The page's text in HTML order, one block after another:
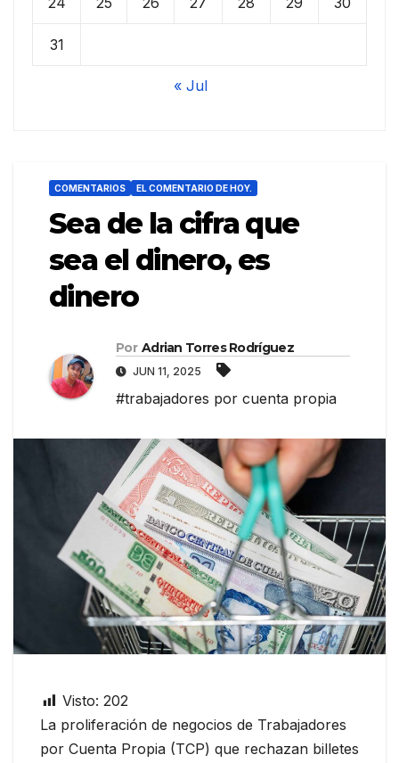
31
« Jul
COMENTARIOS EL COMENTARIO DE HOY.
Sea de la cifra que
sea el dinero, es
dinero
Por Adrian Torres Rodríguez
JUN 11, 2025
#trabajadores por cuenta propia
Visto: 202
La proliferación de negocios de Trabajadores
por Cuenta Propia (TCP) que rechazan billetes